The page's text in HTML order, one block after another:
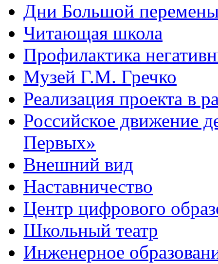
Дни Большой
Читающая школа
Профилактика
Музей Г.М. Гречко
Реализация проекта в
Российское движение
Первых»
Внешний вид
Наставничество
Центр цифрового
Школьный театр
Инженерное